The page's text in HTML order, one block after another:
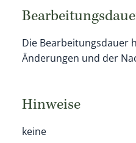
Die Bearbeitungsdauer
Änderungen und der
Hinweise
keine